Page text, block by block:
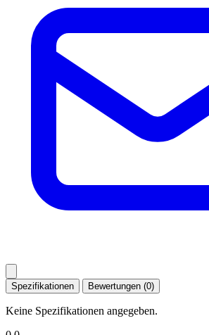
Spezifikationen Bewertungen (0)
Keine Spezifikationen angegeben.